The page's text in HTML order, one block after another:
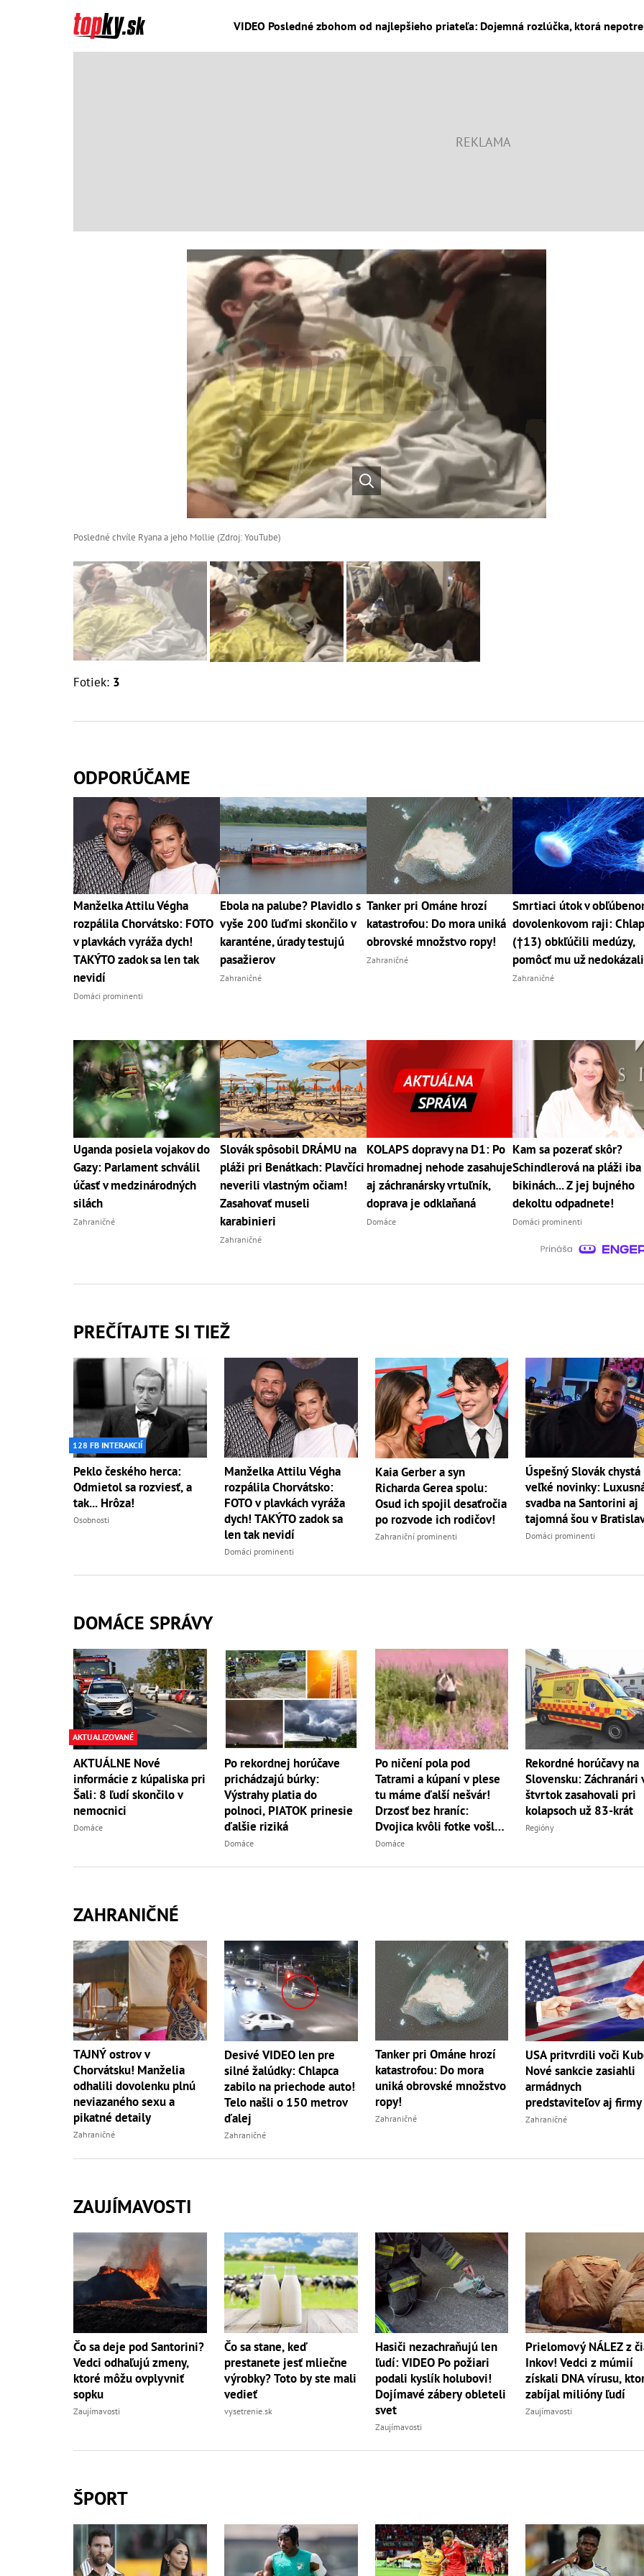
VIDEO Posledné zbohom od najlepšieho priateľa: Dojemná rozlúčka, ktorá
Posledné chvíle Ryana a jeho Mollie (Zdroj: YouTube)
Fotiek: 3
ODPORÚČAME
Manželka Attilu Végha
rozpálila Chorvátsko: FOTO
v plavkách vyráža dych!
TAKÝTO zadok sa len tak
nevidí
Domáci prominenti
Ebola na palube? Plavidlo s
vyše 200 ľuďmi skončilo v
karanténe, úrady testujú
pasažierov
Zahraničné
Tanker pri Ománe hrozí
katastrofou: Do mora uniká
obrovské množstvo ropy!
Zahraničné
Smrtiaci útok v
dovolenkovom raji:
(†13) obkľúčili medúzy,
pomôcť mu už nedokázali
Zahraničné
Uganda posiela vojakov do
Gazy: Parlament schválil
účasť v medzinárodných
silách
Zahraničné
Slovák spôsobil DRÁMU na
pláži pri Benátkach: Plavčíci
neverili vlastným očiam!
Zasahovať museli
karabinieri
Zahraničné
KOLAPS dopravy na D1: Po
hromadnej nehode zasahuje
aj záchranársky vrtuľník,
doprava je odklaňaná
Domáce
Kam sa pozerať skôr?
Schindlerová na pláži iba
bikinách... Z jej bujného
dekoltu odpadnete!
Domáci prominenti
PREČÍTAJTE SI TIEŽ
128 FB INTERAKCIÍ
Peklo českého herca:
Odmietol sa rozviesť, a
tak... Hrôza!
Osobnosti
Manželka Attilu Végha
rozpálila Chorvátsko:
FOTO v plavkách vyráža
dych! TAKÝTO zadok sa
len tak nevidí
Domáci prominenti
Kaia Gerber a syn
Richarda Gerea spolu:
Osud ich spojil desaťročia
po rozvode ich rodičov!
Zahraniční prominenti
Úspešný Slovák chystá
veľké novinky:
svadba na Santorini aj
tajomná šou v
Domáci prominenti
DOMÁCE SPRÁVY
AKTUALIZOVANÉ
AKTUÁLNE Nové
informácie z kúpaliska pri
Šali: 8 ľudí skončilo v
nemocnici
Domáce
Po rekordnej horúčave
prichádzajú búrky:
Výstrahy platia do
polnoci, PIATOK prinesie
ďalšie riziká
Domáce
Po ničení pola pod
Tatrami a kúpaní v plese
tu máme ďalší nešvár!
Drzosť bez hraníc:
Dvojica kvôli fotke vošla
do...
Domáce
Rekordné horúčavy na
Slovensku: Záchranári
štvrtok zasahovali pri
kolapsoch už 83-krát
Regióny
ZAHRANIČNÉ
TAJNÝ ostrov v
Chorvátsku! Manželia
odhalili dovolenku plnú
neviazaného sexu a
pikatné detaily
Zahraničné
Desivé VIDEO len pre
silné žalúdky: Chlapca
zabilo na priechode auto!
Telo našli o 150 metrov
ďalej
Zahraničné
Tanker pri Ománe hrozí
katastrofou: Do mora
uniká obrovské množstvo
ropy!
Zahraničné
USA pritvrdili voči
Nové sankcie zasiahli
armádnych
predstaviteľov aj firmy
Zahraničné
ZAUJÍMAVOSTI
Čo sa deje pod Santorini?
Vedci odhaľujú zmeny,
ktoré môžu ovplyvniť
sopku
Zaujímavosti
Čo sa stane, keď
prestanete jesť mliečne
výrobky? Toto by ste mali
vedieť
vysetrenie.sk
Hasiči nezachraňujú len
ľudí: VIDEO Po požiari
podali kyslík holubovi!
Dojímavé zábery obleteli
svet
Zaujímavosti
Prielomový NÁLEZ z
Inkov! Vedci z múmií
získali DNA vírusu,
zabíjal milióny ľudí
Zaujímavosti
ŠPORT